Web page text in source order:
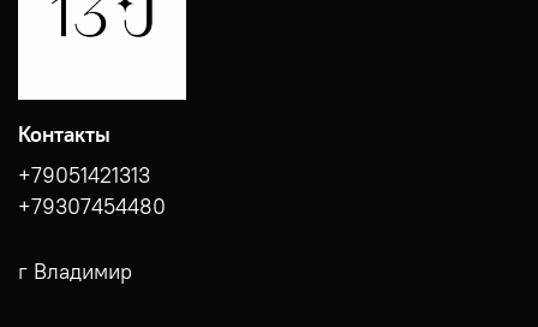
Контакты
+79051421313
+79307454480
г Владимир